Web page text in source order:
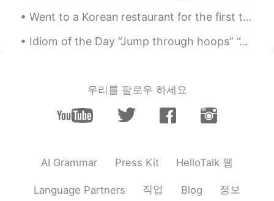
Went to a Korean restaurant for the first time in London last night, finally been introduced to K...
Idiom of the Day “Jump through hoops” “Jumping through hoops” is a circus term when animals lit...
우리를 팔로우 하세요
AI Grammar Press Kit HelloTalk 웹
Language Partners 직업 Blog 정보